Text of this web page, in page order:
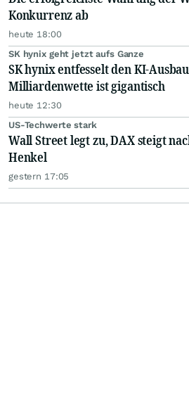
Konkurrenz ab
heute 18:00
SK hynix geht jetzt aufs Ganze
SK hynix entfesselt den KI-
Milliardenwette ist gigantisch
heute 12:30
US-Techwerte stark
Wall Street legt zu, DAX steigt
Henkel
gestern 17:05